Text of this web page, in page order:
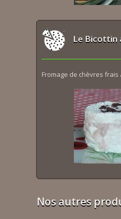
Le Bicottin
Fromage de chèvres frais
Nos autres